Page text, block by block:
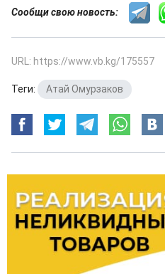
Сообщи свою новость:
URL: https://www.vb.kg/175557
Теги: Атай Омурзаков